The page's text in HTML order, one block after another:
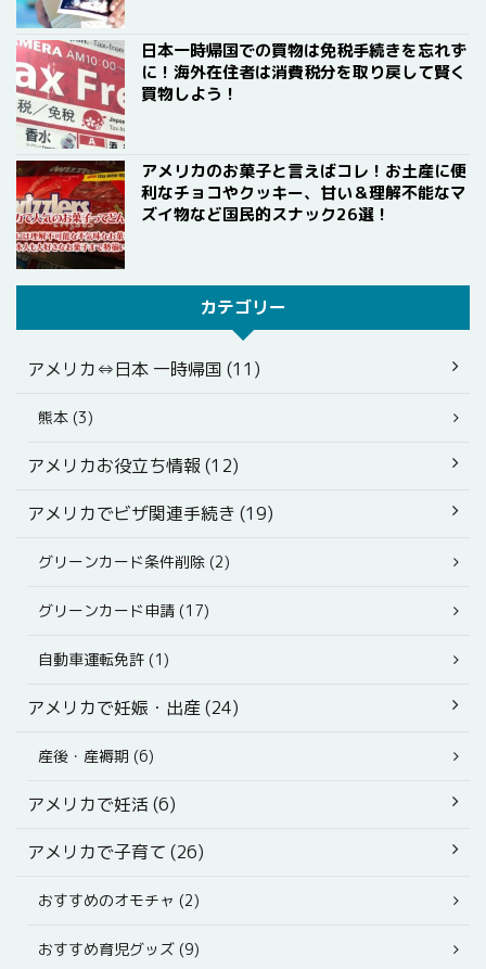
日本一時帰国での買物は免税手続きを忘れず
に！海外在住者は消費税分を取り戻して賢く
買物しよう！
アメリカのお菓子と言えばコレ！お土産に便
利なチョコやクッキー、甘い＆理解不能なマ
ズイ物など国民的スナック26選！
カテゴリー
アメリカ⇔日本 一時帰国 (11)
熊本 (3)
アメリカお役立ち情報 (12)
アメリカでビザ関連手続き (19)
グリーンカード条件削除 (2)
グリーンカード申請 (17)
自動車運転免許 (1)
アメリカで妊娠・出産 (24)
産後・産褥期 (6)
アメリカで妊活 (6)
アメリカで子育て (26)
おすすめのオモチャ (2)
おすすめ育児グッズ (9)